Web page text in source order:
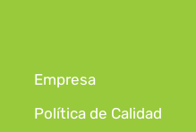
Empresa
Política de Calidad